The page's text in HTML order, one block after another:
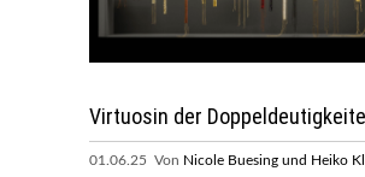
Virtuosin der
01.06.25 Von Nicole Buesing und Heiko